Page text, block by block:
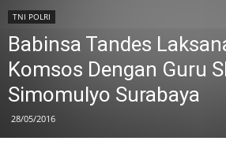
TNI POLRI
Babinsa Tandes
Komsos Dengan Guru
Simomulyo Surabaya
28/05/2016